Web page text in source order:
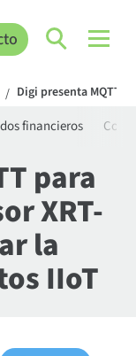
/ Digi presenta MQTT
financieros
para
XRT-
la
IIoT